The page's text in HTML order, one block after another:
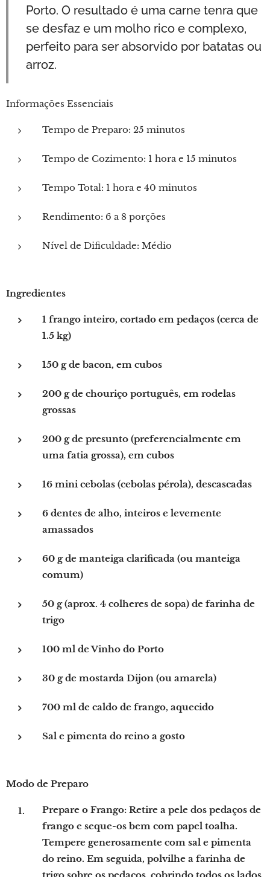
Porto. O resultado é uma carne tenra que
se desfaz e um molho rico e complexo,
perfeito para ser absorvido por batatas ou
arroz.
Informações Essenciais
Tempo de Preparo: 25 minutos
Tempo de Cozimento: 1 hora e 15 minutos
Tempo Total: 1 hora e 40 minutos
Rendimento: 6 a 8 porções
Nível de Dificuldade: Médio
Ingredientes
1 frango inteiro, cortado em pedaços (cerca de
1.5 kg)
150 g de bacon, em cubos
200 g de chouriço português, em rodelas
grossas
200 g de presunto (preferencialmente em
uma fatia grossa), em cubos
16 mini cebolas (cebolas pérola), descascadas
6 dentes de alho, inteiros e levemente
amassados
60 g de manteiga clarificada (ou manteiga
comum)
50 g (aprox. 4 colheres de sopa) de farinha de
trigo
100 ml de Vinho do Porto
30 g de mostarda Dijon (ou amarela)
700 ml de caldo de frango, aquecido
Sal e pimenta do reino a gosto
Modo de Preparo
Prepare o Frango: Retire a pele dos pedaços de
frango e seque-os bem com papel toalha.
Tempere generosamente com sal e pimenta
do reino. Em seguida, polvilhe a farinha de